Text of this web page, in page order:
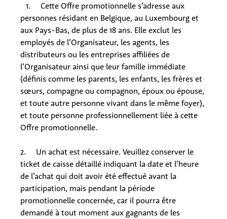
1. Cette Offre promotionnelle s’adresse aux
personnes résidant en Belgique, au Luxembourg et
aux Pays-Bas, de plus de 18 ans. Elle exclut les
employés de l’Organisateur, les agents, les
distributeurs ou les entreprises affiliées de
l’Organisateur ainsi que leur famille immédiate
(définis comme les parents, les enfants, les frères et
sœurs, compagne ou compagnon, époux ou épouse,
et toute autre personne vivant dans le même foyer),
et toute personne professionnellement liée à cette
Offre promotionnelle.
2. Un achat est nécessaire. Veuillez conserver le
ticket de caisse détaillé indiquant la date et l’heure
de l’achat qui doit avoir été effectué avant la
participation, mais pendant la période
promotionnelle concernée, car il pourra être
demandé à tout moment aux gagnants de les